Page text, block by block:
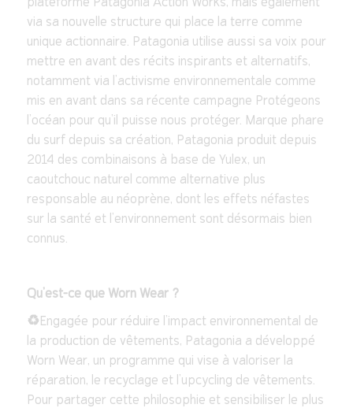
plateforme Patagonia Action Works, mais également
via sa nouvelle structure qui place la terre comme
unique actionnaire. Patagonia utilise aussi sa voix pour
mettre en avant des récits inspirants et alternatifs,
notamment via l’activisme environnementale comme
mis en avant dans sa récente campagne Protégeons
l’océan pour qu’il puisse nous protéger. Marque phare
du surf depuis sa création, Patagonia produit depuis
2014 des combinaisons à base de Yulex, un
caoutchouc naturel comme alternative plus
responsable au néoprène, dont les effets néfastes
sur la santé et l’environnement sont désormais bien
connus.
Qu’est-ce que Worn Wear ?
♻️ Engagée pour réduire l’impact environnemental de
la production de vêtements, Patagonia a développé
Worn Wear, un programme qui vise à valoriser la
réparation, le recyclage et l’upcycling de vêtements.
Pour partager cette philosophie et sensibiliser le plus